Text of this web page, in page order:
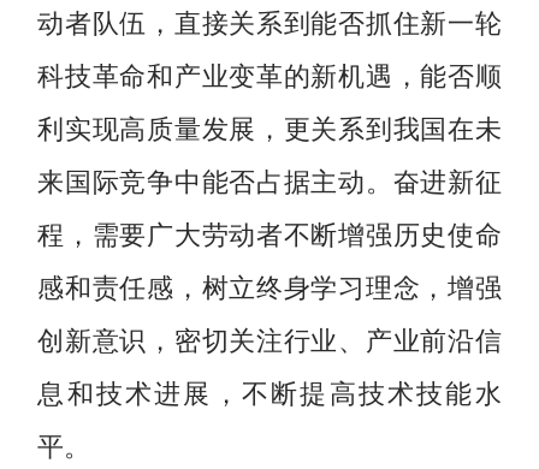
动者队伍，直接关系到能否抓住新一轮
科技革命和产业变革的新机遇，能否顺
利实现高质量发展，更关系到我国在未
来国际竞争中能否占据主动。奋进新征
程，需要广大劳动者不断增强历史使命
感和责任感，树立终身学习理念，增强
创新意识，密切关注行业、产业前沿信
息和技术进展，不断提高技术技能水
平。